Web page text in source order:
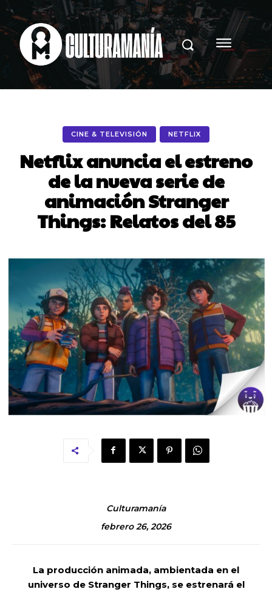
CINE & TELEVISIÓN NETFLIX
Netflix anuncia el estreno
de la nueva serie de
animación Stranger
Things: Relatos del 85
Culturamanía
febrero 26, 2026
La producción animada, ambientada en el
universo de Stranger Things, se estrenará el